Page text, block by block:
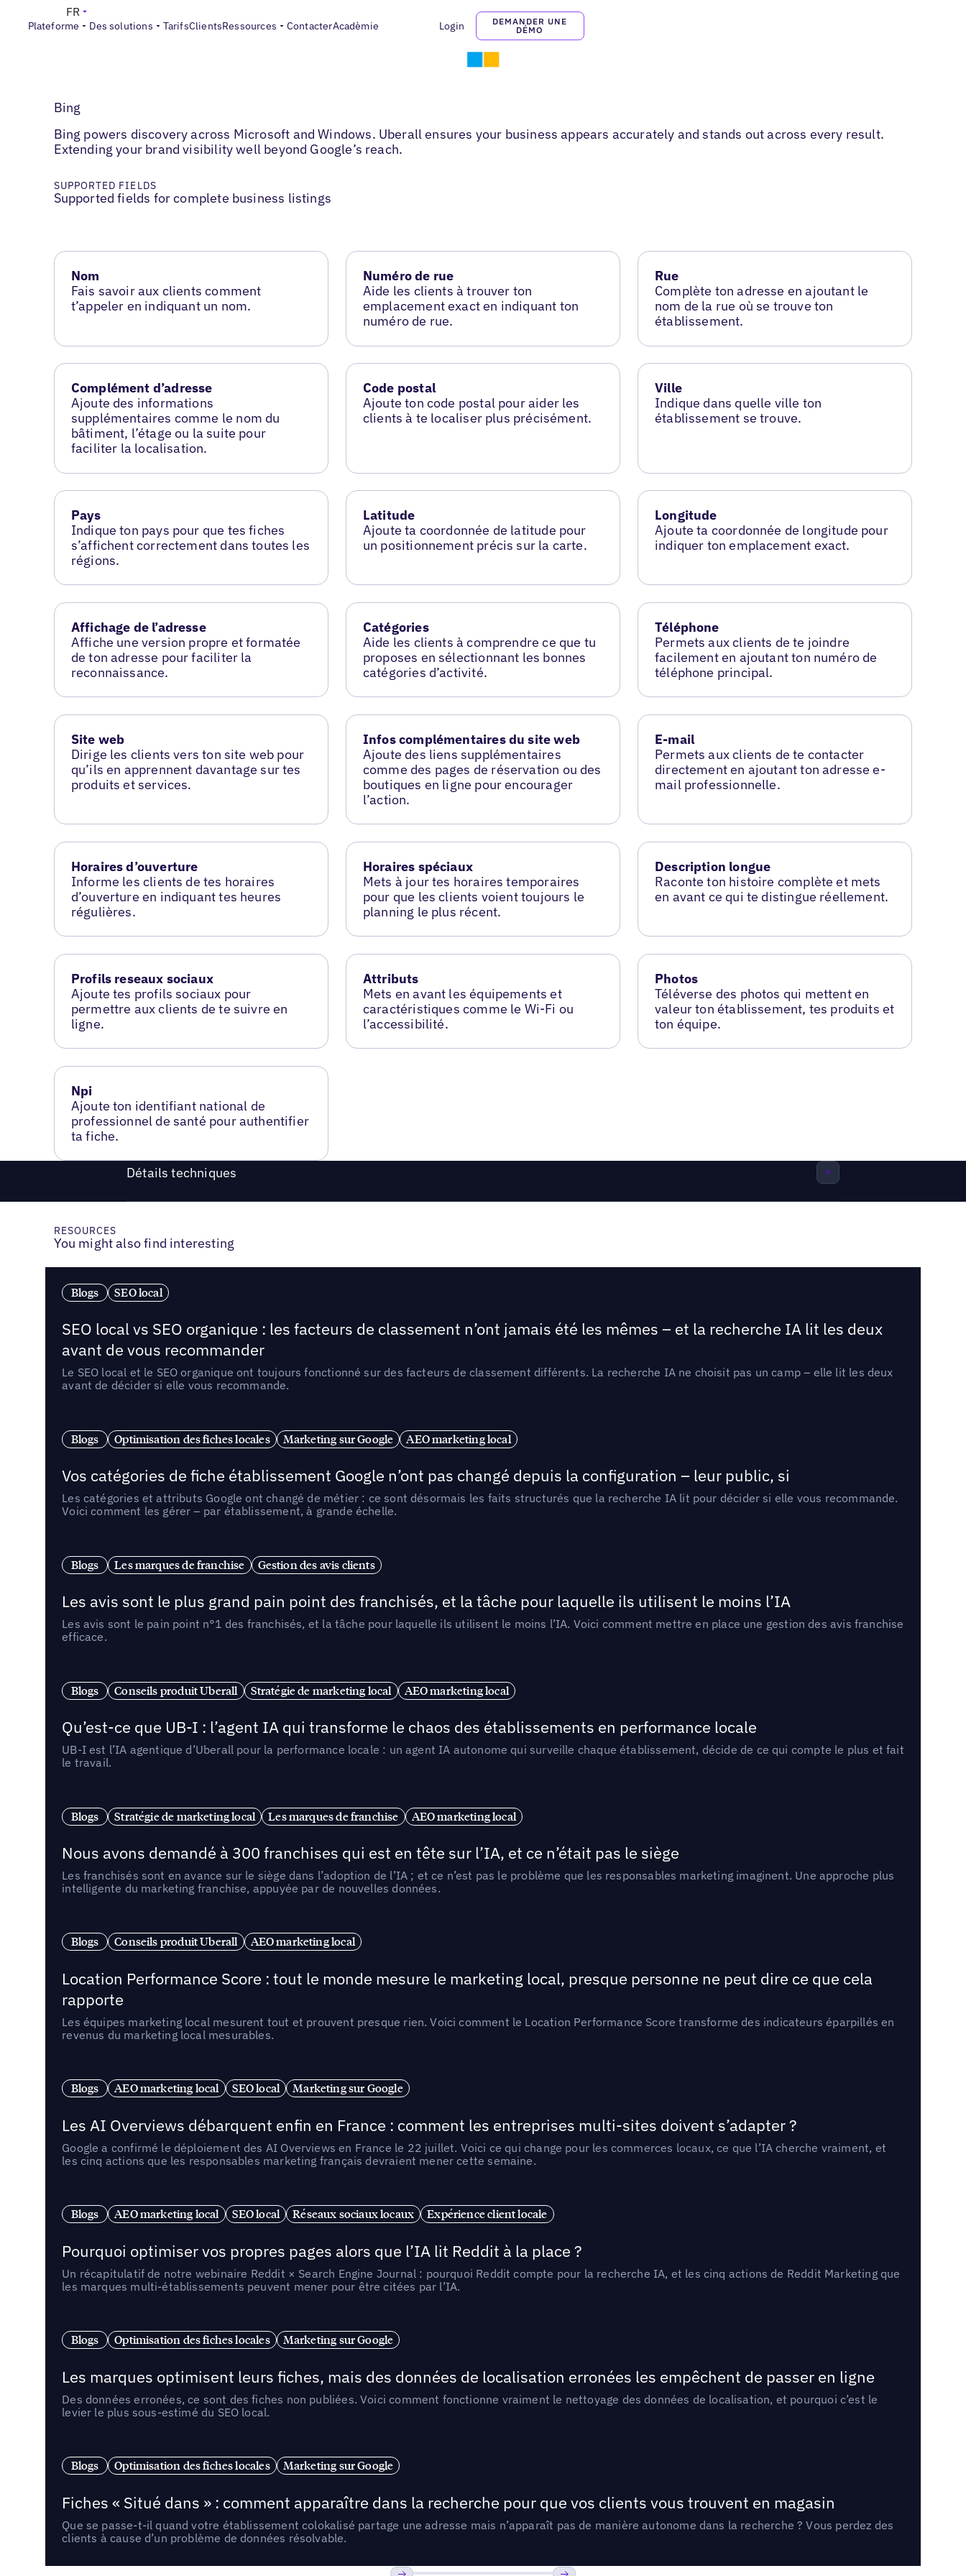
Plateforme Des solutions TarifsClientsRessources ContacterAcadèmie Login
DEMANDER UNE
DÉMO
FR
Bing
Bing powers discovery across Microsoft and Windows. Uberall ensures your business appears accurately and stands out across every result.
Extending your brand visibility well beyond Google’s reach.
SUPPORTED FIELDS
Supported fields for complete business listings
Nom
Fais savoir aux clients comment
t’appeler en indiquant un nom.
Numéro de rue
Aide les clients à trouver ton
emplacement exact en indiquant ton
numéro de rue.
Rue
Complète ton adresse en ajoutant le
nom de la rue où se trouve ton
établissement.
Complément d’adresse
Ajoute des informations
supplémentaires comme le nom du
bâtiment, l’étage ou la suite pour
faciliter la localisation.
Code postal
Ajoute ton code postal pour aider les
clients à te localiser plus précisément.
Ville
Indique dans quelle ville ton
établissement se trouve.
Pays
Indique ton pays pour que tes fiches
s’affichent correctement dans toutes les
régions.
Latitude
Ajoute ta coordonnée de latitude pour
un positionnement précis sur la carte.
Longitude
Ajoute ta coordonnée de longitude pour
indiquer ton emplacement exact.
Affichage de l’adresse
Affiche une version propre et formatée
de ton adresse pour faciliter la
reconnaissance.
Catégories
Aide les clients à comprendre ce que tu
proposes en sélectionnant les bonnes
catégories d’activité.
Téléphone
Permets aux clients de te joindre
facilement en ajoutant ton numéro de
téléphone principal.
Site web
Dirige les clients vers ton site web pour
qu’ils en apprennent davantage sur tes
produits et services.
Infos complémentaires du site web
Ajoute des liens supplémentaires
comme des pages de réservation ou des
boutiques en ligne pour encourager
l’action.
E-mail
Permets aux clients de te contacter
directement en ajoutant ton adresse e-
mail professionnelle.
Horaires d’ouverture
Informe les clients de tes horaires
d’ouverture en indiquant tes heures
régulières.
Horaires spéciaux
Mets à jour tes horaires temporaires
pour que les clients voient toujours le
planning le plus récent.
Description longue
Raconte ton histoire complète et mets
en avant ce qui te distingue réellement.
Profils reseaux sociaux
Ajoute tes profils sociaux pour
permettre aux clients de te suivre en
ligne.
Attributs
Mets en avant les équipements et
caractéristiques comme le Wi-Fi ou
l’accessibilité.
Photos
Téléverse des photos qui mettent en
valeur ton établissement, tes produits et
ton équipe.
Npi
Ajoute ton identifiant national de
professionnel de santé pour authentifier
ta fiche.
Détails techniques
RESOURCES
You might also find interesting
Blogs SEO local
SEO local vs SEO organique : les facteurs de classement n’ont jamais été les mêmes – et la recherche IA lit les deux
avant de vous recommander
Le SEO local et le SEO organique ont toujours fonctionné sur des facteurs de classement différents. La recherche IA ne choisit pas un camp – elle lit les deux
avant de décider si elle vous recommande.
Blogs Optimisation des fiches locales Marketing sur Google AEO marketing local
Vos catégories de fiche établissement Google n’ont pas changé depuis la configuration – leur public, si
Les catégories et attributs Google ont changé de métier : ce sont désormais les faits structurés que la recherche IA lit pour décider si elle vous recommande.
Voici comment les gérer – par établissement, à grande échelle.
Blogs Les marques de franchise Gestion des avis clients
Les avis sont le plus grand pain point des franchisés, et la tâche pour laquelle ils utilisent le moins l’IA
Les avis sont le pain point n°1 des franchisés, et la tâche pour laquelle ils utilisent le moins l’IA. Voici comment mettre en place une gestion des avis franchise
efficace.
Blogs Conseils produit Uberall Stratégie de marketing local AEO marketing local
Qu’est-ce que UB-I : l’agent IA qui transforme le chaos des établissements en performance locale
UB-I est l’IA agentique d’Uberall pour la performance locale : un agent IA autonome qui surveille chaque établissement, décide de ce qui compte le plus et fait
le travail.
Blogs Stratégie de marketing local Les marques de franchise AEO marketing local
Nous avons demandé à 300 franchises qui est en tête sur l’IA, et ce n’était pas le siège
Les franchisés sont en avance sur le siège dans l’adoption de l’IA ; et ce n’est pas le problème que les responsables marketing imaginent. Une approche plus
intelligente du marketing franchise, appuyée par de nouvelles données.
Blogs Conseils produit Uberall AEO marketing local
Location Performance Score : tout le monde mesure le marketing local, presque personne ne peut dire ce que cela
rapporte
Les équipes marketing local mesurent tout et prouvent presque rien. Voici comment le Location Performance Score transforme des indicateurs éparpillés en
revenus du marketing local mesurables.
Blogs AEO marketing local SEO local Marketing sur Google
Les AI Overviews débarquent enfin en France : comment les entreprises multi-sites doivent s’adapter ?
Google a confirmé le déploiement des AI Overviews en France le 22 juillet. Voici ce qui change pour les commerces locaux, ce que l’IA cherche vraiment, et
les cinq actions que les responsables marketing français devraient mener cette semaine.
Blogs AEO marketing local SEO local Réseaux sociaux locaux Expérience client locale
Pourquoi optimiser vos propres pages alors que l’IA lit Reddit à la place ?
Un récapitulatif de notre webinaire Reddit × Search Engine Journal : pourquoi Reddit compte pour la recherche IA, et les cinq actions de Reddit Marketing que
les marques multi-établissements peuvent mener pour être citées par l’IA.
Blogs Optimisation des fiches locales Marketing sur Google
Les marques optimisent leurs fiches, mais des données de localisation erronées les empêchent de passer en ligne
Des données erronées, ce sont des fiches non publiées. Voici comment fonctionne vraiment le nettoyage des données de localisation, et pourquoi c’est le
levier le plus sous-estimé du SEO local.
Blogs Optimisation des fiches locales Marketing sur Google
Fiches « Situé dans » : comment apparaître dans la recherche pour que vos clients vous trouvent en magasin
Que se passe-t-il quand votre établissement colokalisé partage une adresse mais n’apparaît pas de manière autonome dans la recherche ? Vous perdez des
clients à cause d’un problème de données résolvable.